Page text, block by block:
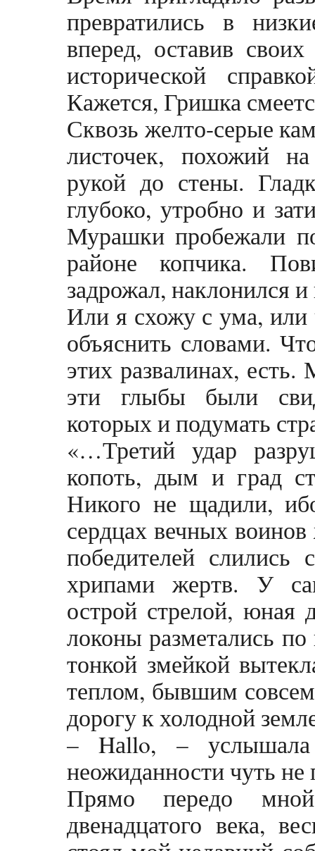
превратились в
вперед, оставив
исторической
Кажется, Гришка
Сквозь желто-серые
листочек, похожий
рукой до стены.
глубоко, утробно и
Мурашки пробежали
районе копчика.
задрожал, наклонился
Или я схожу с ума, или
объяснить словами.
этих развалинах,
эти глыбы были
которых и подумать
«…Третий удар
копоть, дым и град
Никого не щадили,
сердцах вечных
победителей
хрипами жертв. У
острой стрелой, юная
локоны разметались
тонкой змейкой
теплом, бывшим
дорогу к холодной
– Hаllo, –
неожиданности чуть не
Прямо передо
двенадцатого века,